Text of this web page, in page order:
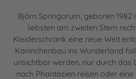
Björn Springorum, geboren 1982
liebsten am zweiten Stern
Kleiderschrank eine neue Welt
Kaninchenbau ins Wunderland
unsichtbar werden, nur durch das
nach Phantásien reisen oder